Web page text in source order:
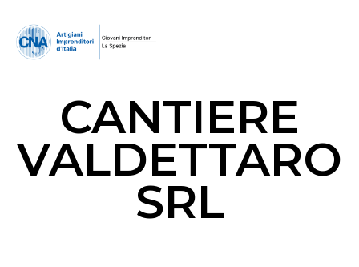
CANTIERE
VALDETTARO
SRL